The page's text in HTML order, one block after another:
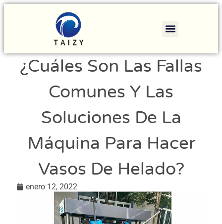
¿Cuáles Son Las Fallas
Comunes Y Las
Soluciones De La
Máquina Para Hacer
Vasos De Helado?
enero 12, 2022